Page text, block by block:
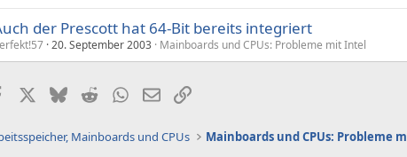
der Prescott hat 64-Bit bereits integriert
20. September 2003 Mainboards und CPUs: Probleme mit Intel
FacebookX (Twitter)
BlueskyRedditWhatsApp
E-MailLink
Mainboards und CPUs Mainboards und CPUs: Probleme